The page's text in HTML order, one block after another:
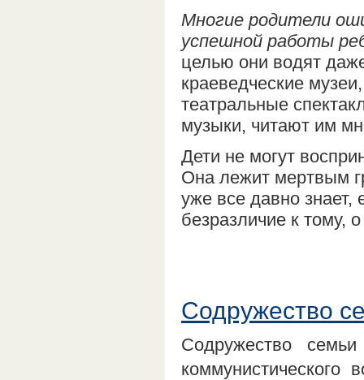
Многие родители
успешной работы
целью они водят
краеведческие
театральные
музыки, читают им
Дети не могут
Она лежит мертвым
уже все давно знает,
безразличие к тому,
Содружество
Содружество